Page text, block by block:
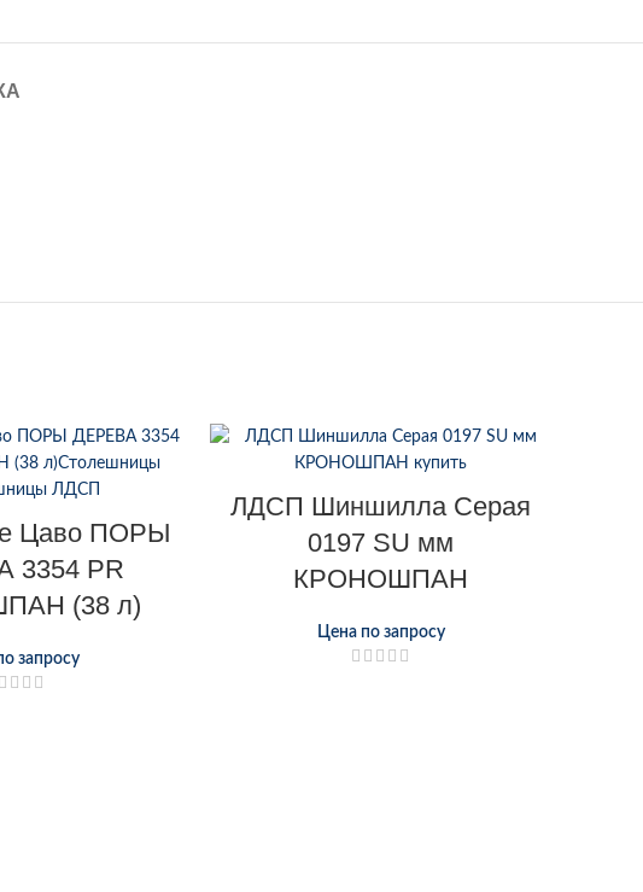
Цаво ПОРЫ
3354 PR
(38 л)
запросу
ЛДСП Шиншилла Серая
0197 SU мм
КРОНОШПАН
Цена по запросу